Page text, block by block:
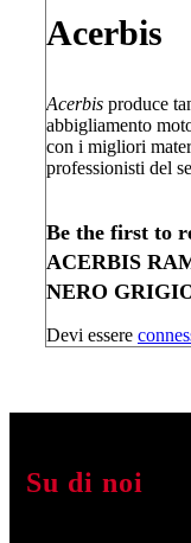
Acerbis
Acerbis produce
abbigliamento
con i migliori
professionisti del
Be the first to
ACERBIS
NERO
Devi essere
Su di noi